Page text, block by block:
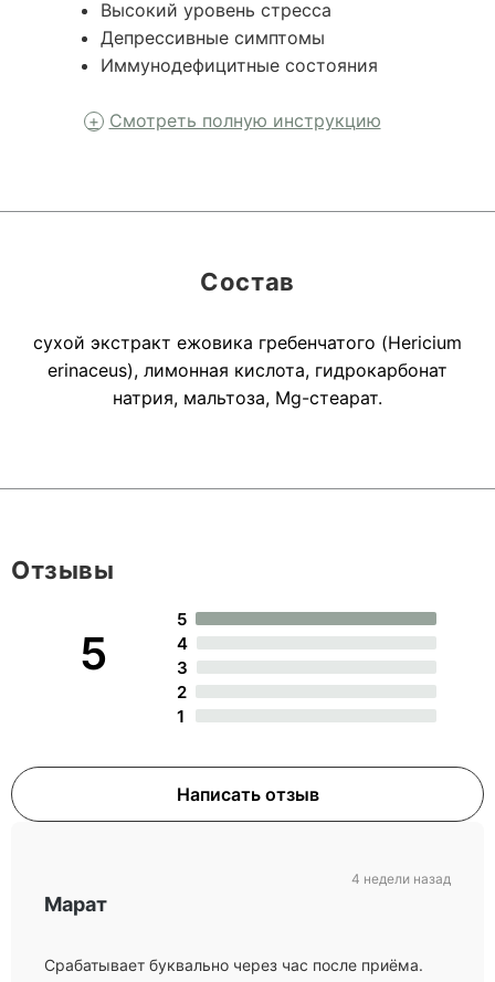
Высокий уровень стресса
Депрессивные симптомы
Иммунодефицитные состояния
Смотреть полную инструкцию
Состав
сухой экстракт ежовика гребенчатого (Hericium
erinaceus), лимонная кислота, гидрокарбонат
натрия, мальтоза, Mg-стеарат.
5
5
4
3
2
1
Написать отзыв
Отзывы
Марат
Срабатывает буквально через час после приёма.
4 недели назад